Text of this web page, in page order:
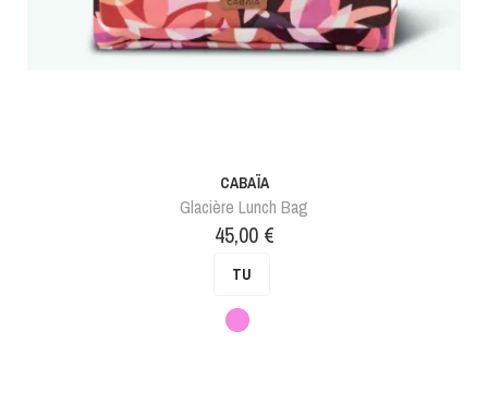
CABAÏA
Glacière Lunch Bag
Prix
45,00 €
TU
Rose